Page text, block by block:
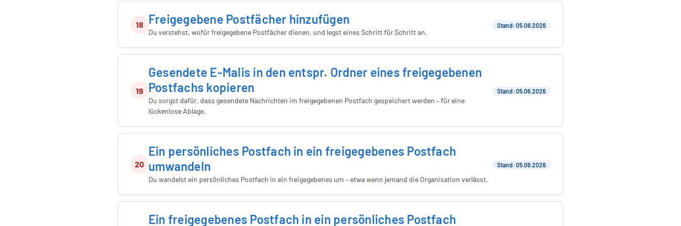
18 Freigegebene Postfächer hinzufügen
Du verstehst, wofür freigegebene Postfächer dienen, und legst eines Schritt für Schritt an.
Stand: 05.06.2026
19
Gesendete E-Malis in den entspr. Ordner eines freigegebenen
Postfachs kopieren
Du sorgst dafür, dass gesendete Nachrichten im freigegebenen Postfach gespeichert werden – für eine
lückenlose Ablage.
Stand: 05.06.2026
20
Ein persönliches Postfach in ein freigegebenes Postfach
umwandeln
Du wandelst ein persönliches Postfach in ein freigegebenes um – etwa wenn jemand die Organisation verlässt.
Stand: 05.06.2026
Ein freigegebenes Postfach in ein persönliches Postfach